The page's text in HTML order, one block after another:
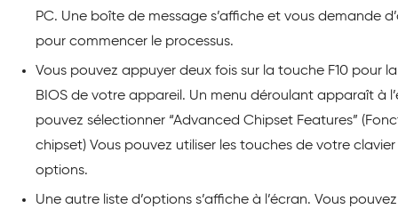
PC. Une boîte de message s’affiche et vous demande
pour commencer le processus.
Vous pouvez appuyer deux fois sur la touche F10 pour
BIOS de votre appareil. Un menu déroulant apparaît à
pouvez sélectionner “Advanced Chipset Features”
chipset) Vous pouvez utiliser les touches de votre
options.
Une autre liste d’options s’affiche à l’écran. Vous